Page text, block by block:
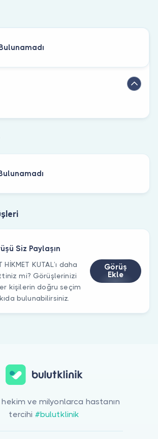
Siz Paylaşın
HİKMET KUTAL’ı daha
mi? Görüşlerinizi
kişilerin doğru seçim
bulunabilirsiniz.
Görüş
Ekle
ve milyonlarca hastanın
tercihi #bulutklinik